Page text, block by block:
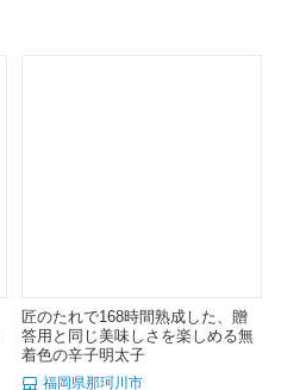
匠のたれで168時間熟成した、贈
答用と同じ美味しさを楽しめる無
着色の辛子明太子
福岡県那珂川市